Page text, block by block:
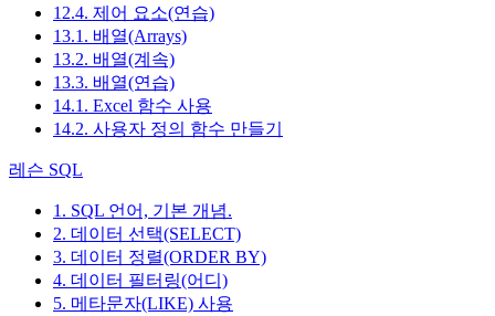
12.4. 제어 요소(연습)
13.1. 배열(Arrays)
13.2. 배열(계속)
13.3. 배열(연습)
14.1. Excel 함수 사용
14.2. 사용자 정의 함수 만들기
레슨 SQL
1. SQL 언어, 기본 개념.
2. 데이터 선택(SELECT)
3. 데이터 정렬(ORDER BY)
4. 데이터 필터링(어디)
5. 메타문자(LIKE) 사용